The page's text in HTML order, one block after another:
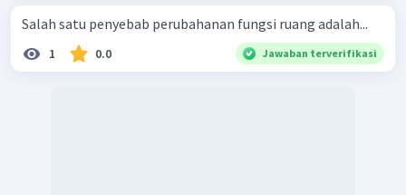
Salah satu penyebab perubahanan fungsi ruang adalah...
1 0.0 Jawaban terverifikasi